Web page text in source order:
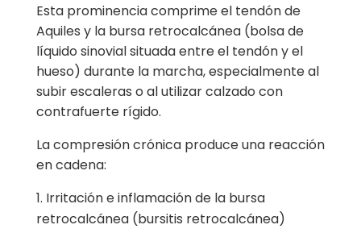
Esta prominencia comprime el tendón de
Aquiles y la bursa retrocalcánea (bolsa de
líquido sinovial situada entre el tendón y el
hueso) durante la marcha, especialmente al
subir escaleras o al utilizar calzado con
contrafuerte rígido.
La compresión crónica produce una reacción
en cadena:
Irritación e inflamación de la bursa
retrocalcánea (bursitis retrocalcánea)